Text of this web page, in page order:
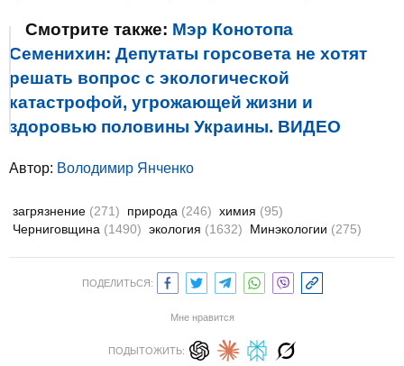
Смотрите также: Мэр Конотопа
Семенихин: Депутаты горсовета не хотят
решать вопрос с экологической
катастрофой, угрожающей жизни и
здоровью половины Украины. ВИДЕО
Автор: Володимир Янченко
загрязнение (271) природа (246) химия (95)
Черниговщина (1490) экология (1632) Минэкологии (275)
ПОДЕЛИТЬСЯ:
Мне нравится
ПОДЫТОЖИТЬ: